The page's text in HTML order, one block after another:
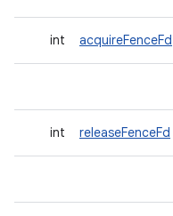
int acquireFenceFd
int releaseFenceFd